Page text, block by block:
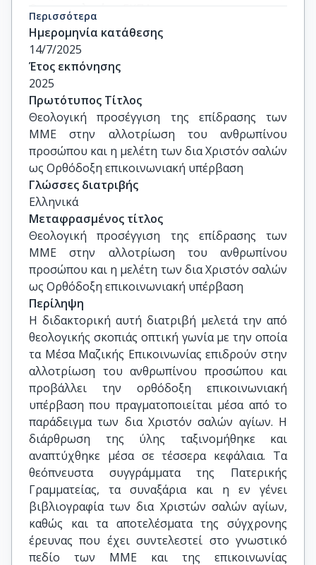
Θρησκειολογίας, ΕΚΠΑ
Μελισσάρης π. Αθανάσιος, Αναπληρωτής
Καθηγητής, Τμήμα Κοινωνικής Θεολογίας και
Θρησκειολογίας, ΕΚΠΑ
Καραγεωργούδης Εμμανουήλ, Καθηγητής,
Τμήμα Κοινωνικής Θεολογίας και
Θρησκειολογίας, ΕΚΠΑ
Αντωνόπουλος Αθανάσιος, Επίκουρος
Καθηγητής, Τμήμα Κοινωνικής Θεολογίας και
Θρησκειολογίας, ΕΚΠΑ
Δεναξάς Νικόλαος, Επίκουρος Καθηγητής,
Τμήμα Κοινωνικής Θεολογίας και
Θρησκειολογίας, ΕΚΠΑ
Περισσότερα
Ημερομηνία κατάθεσης
14/7/2025
Έτος εκπόνησης
2025
Πρωτότυπος Τίτλος
Θεολογική προσέγγιση της επίδρασης των
ΜΜΕ στην αλλοτρίωση του ανθρωπίνου
προσώπου και η μελέτη των δια Χριστόν σαλών
ως Ορθόδοξη επικοινωνιακή υπέρβαση
Γλώσσες διατριβής
Ελληνικά
Μεταφρασμένος τίτλος
Θεολογική προσέγγιση της επίδρασης των
ΜΜΕ στην αλλοτρίωση του ανθρωπίνου
προσώπου και η μελέτη των δια Χριστόν σαλών
ως Ορθόδοξη επικοινωνιακή υπέρβαση
Περίληψη
Η διδακτορική αυτή διατριβή μελετά την από
θεολογικής σκοπιάς οπτική γωνία με την οποία
τα Μέσα Μαζικής Επικοινωνίας επιδρούν στην
αλλοτρίωση του ανθρωπίνου προσώπου και
προβάλλει την ορθόδοξη επικοινωνιακή
υπέρβαση που πραγματοποιείται μέσα από το
παράδειγμα των δια Χριστόν σαλών αγίων. Η
διάρθρωση της ύλης ταξινομήθηκε και
αναπτύχθηκε μέσα σε τέσσερα κεφάλαια. Τα
θεόπνευστα συγγράμματα της Πατερικής
Γραμματείας, τα συναξάρια και η εν γένει
βιβλιογραφία των δια Χριστών σαλών αγίων,
καθώς και τα αποτελέσματα της σύγχρονης
έρευνας που έχει συντελεστεί στο γνωστικό
πεδίο των ΜΜΕ και της επικοινωνίας